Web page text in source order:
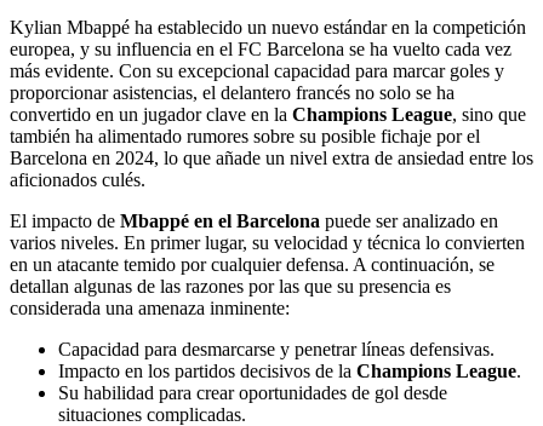
Kylian Mbappé ha establecido un nuevo estándar en la competición
europea, y su influencia en el FC Barcelona se ha vuelto cada vez
más evidente. Con su excepcional capacidad para marcar goles y
proporcionar asistencias, el delantero francés no solo se ha
convertido en un jugador clave en la Champions League, sino que
también ha alimentado rumores sobre su posible fichaje por el
Barcelona en 2024, lo que añade un nivel extra de ansiedad entre los
aficionados culés.
El impacto de Mbappé en el Barcelona puede ser analizado en
varios niveles. En primer lugar, su velocidad y técnica lo convierten
en un atacante temido por cualquier defensa. A continuación, se
detallan algunas de las razones por las que su presencia es
considerada una amenaza inminente:
Capacidad para desmarcarse y penetrar líneas defensivas.
Impacto en los partidos decisivos de la Champions League.
Su habilidad para crear oportunidades de gol desde
situaciones complicadas.